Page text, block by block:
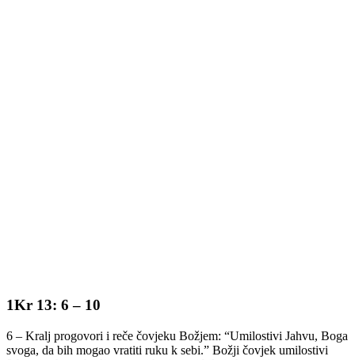
1Kr 13: 6 – 10
6 – Kralj progovori i reče čovjeku Božjem: “Umilostivi Jahvu, Boga
svoga, da bih mogao vratiti ruku k sebi.” Božji čovjek umilostivi